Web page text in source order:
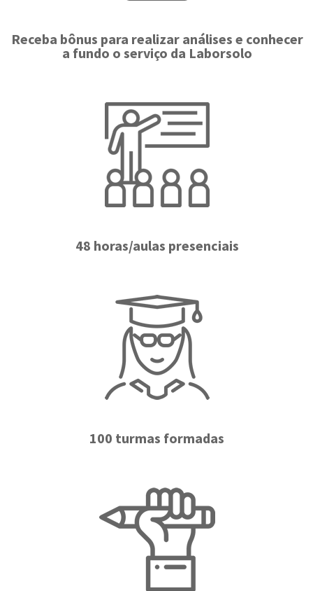
Receba bônus para realizar análises e conhecer
a fundo o serviço da Laborsolo
48 horas/aulas presenciais
100 turmas formadas